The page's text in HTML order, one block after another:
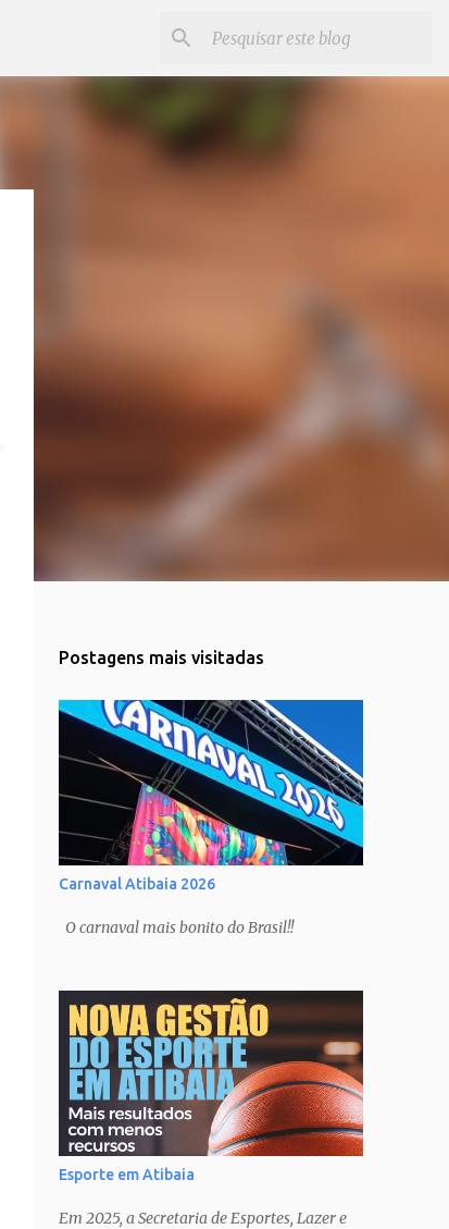
Postagens mais visitadas
Carnaval Atibaia 2026
O carnaval mais bonito do Brasil!!
Esporte em Atibaia
Em 2025, a Secretaria de Esportes, Lazer e